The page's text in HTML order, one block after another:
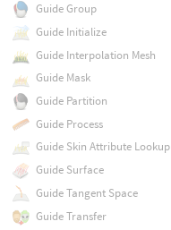
Guide Group
Guide Initialize
Guide Interpolation Mesh
Guide Mask
Guide Partition
Guide Process
Guide Skin Attribute Lookup
Guide Surface
Guide Tangent Space
Guide Transfer